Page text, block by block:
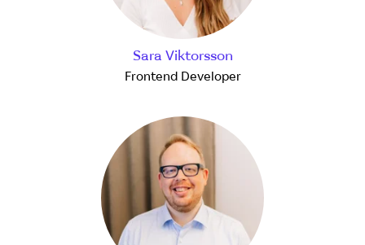
Sara Viktorsson
Frontend Developer